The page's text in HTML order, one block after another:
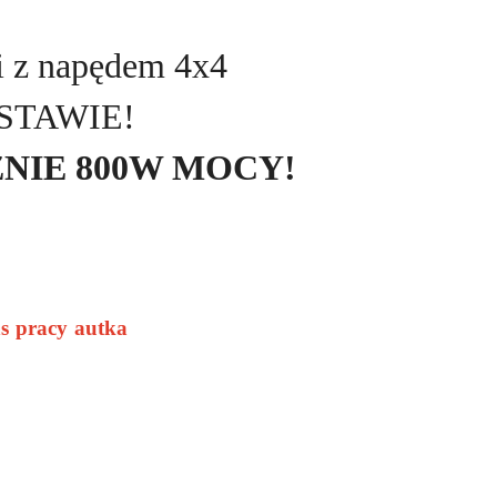
napędem 4x4
800W MOCY!
pracy autka